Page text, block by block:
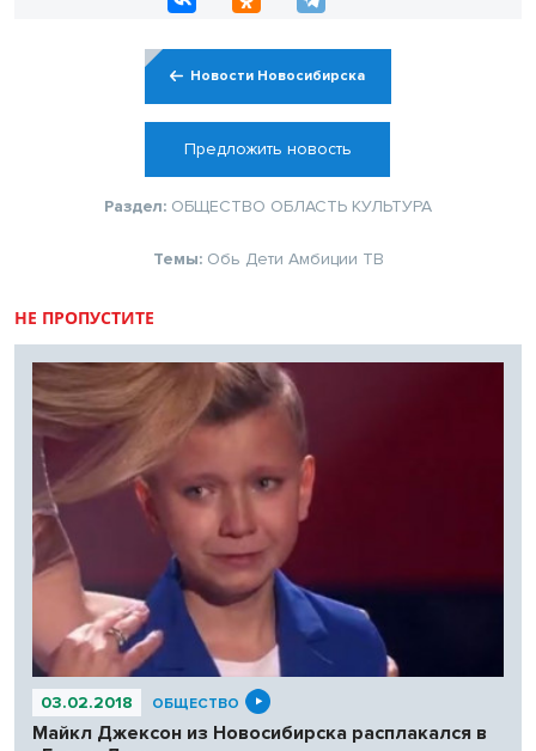
Новости Новосибирска
Предложить новость
Раздел: ОБЩЕСТВО ОБЛАСТЬ КУЛЬТУРА
Темы: Обь Дети Амбиции ТВ
НЕ ПРОПУСТИТЕ
03.02.2018 ОБЩЕСТВО
Майкл Джексон из Новосибирска расплакался в